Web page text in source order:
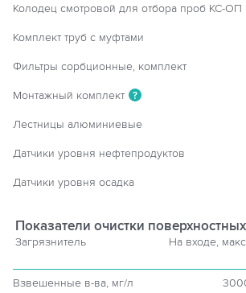
Колодец смотровой для отбора проб КС-ОП
Комплект труб с муфтами
Фильтры сорбционные, комплект
Монтажный комплект ?
Лестницы алюминиевые
Датчики уровня нефтепродуктов
Датчики уровня осадка
Показатели очистки
Загрязнитель На входе,
Взвешенные в-ва, мг/л